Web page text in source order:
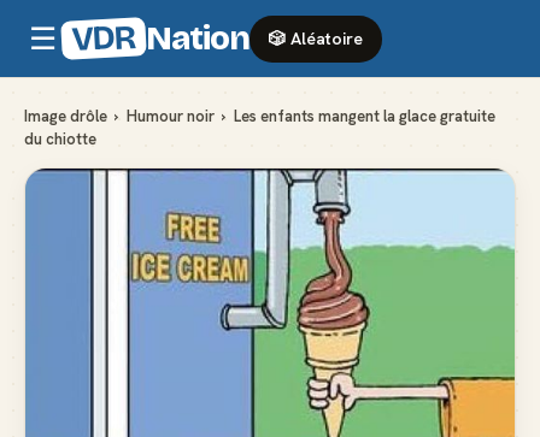
☰ VDR Nation 🎲 Aléatoire
Image drôle › Humour noir › Les enfants mangent la glace gratuite
du chiotte